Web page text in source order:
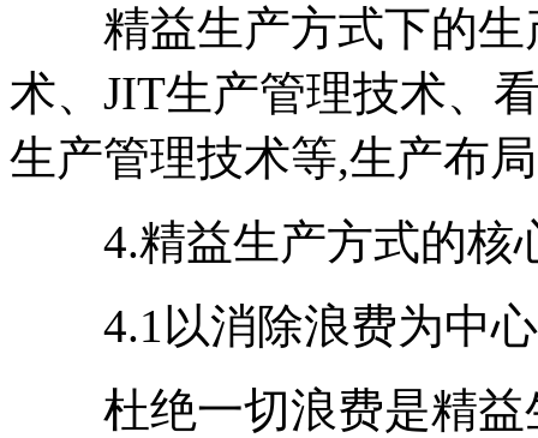
精益生产方式下的生
术、JIT生产管理技术、
生产管理技术等,生产布
4.精益生产方式的核
4.1以消除浪费为中心
杜绝一切浪费是精益